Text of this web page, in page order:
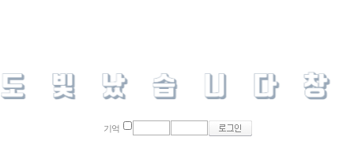
기억